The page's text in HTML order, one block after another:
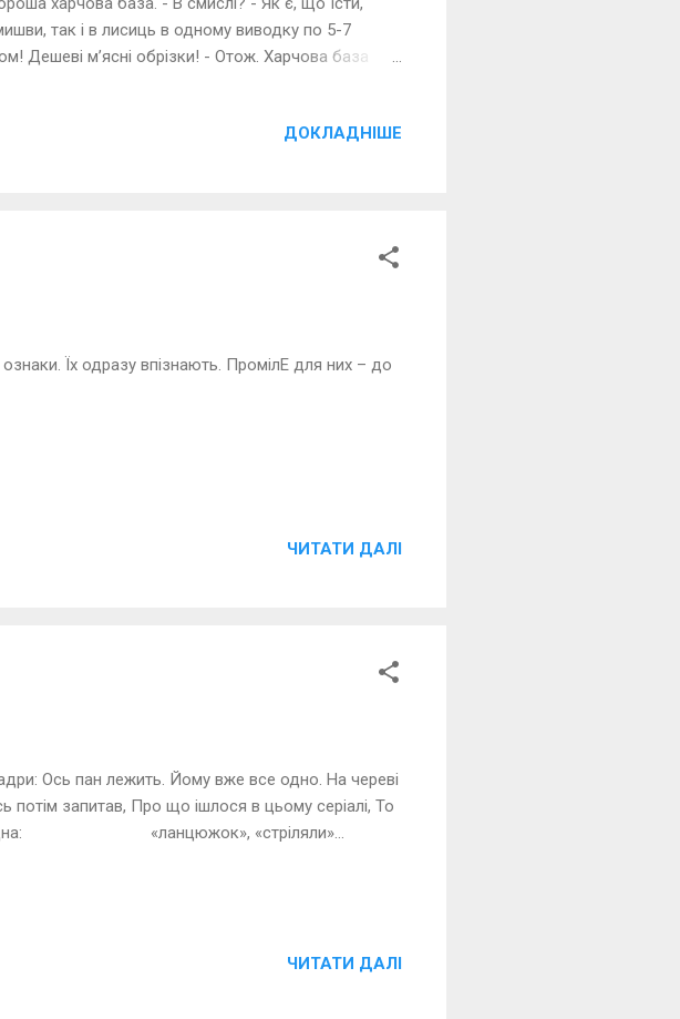
так і в лисиць в одному виводку по 5-7
Дешеві м’ясні обрізки! - Отож. Харчова база
розмноженням – хрен тобі на воротник, а не
ДОКЛАДНІШЕ
Їх одразу впізнають. ПромілЕ для них – до
ЧИТАТИ ДАЛІ
Ось пан лежить. Йому вже все одно. На череві
запитав, Про що ішлося в цьому серіалі, То
«ланцюжок», «стріляли»…
ЧИТАТИ ДАЛІ